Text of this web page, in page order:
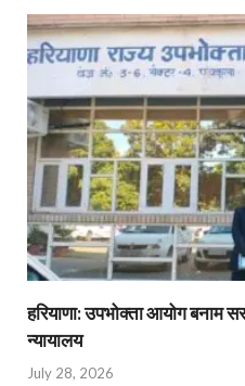
हरियाणा: उपभोक्ता आयोग बनाम
न्यायालय
July 28, 2026